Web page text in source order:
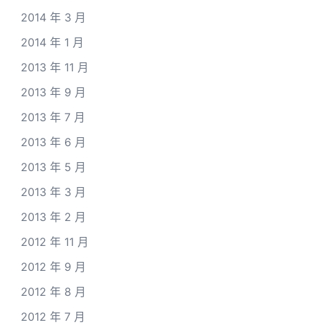
2014 年 3 月
2014 年 1 月
2013 年 11 月
2013 年 9 月
2013 年 7 月
2013 年 6 月
2013 年 5 月
2013 年 3 月
2013 年 2 月
2012 年 11 月
2012 年 9 月
2012 年 8 月
2012 年 7 月